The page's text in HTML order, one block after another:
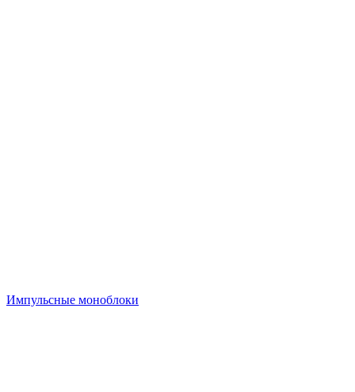
Импульсные моноблоки